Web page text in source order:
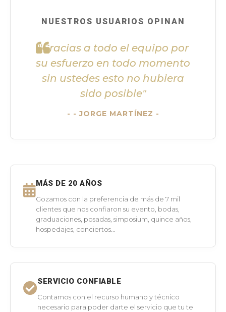
NUESTROS USUARIOS OPINAN
"Gracias a todo el equipo por
su esfuerzo en todo momento
sin ustedes esto no hubiera
sido posible"
- JORGE MARTÍNEZ -
MÁS DE 20 AÑOS
Gozamos con la preferencia de más de 7 mil
clientes que nos confiaron su evento, bodas,
graduaciones, posadas, simposium, quince años,
hospedajes, conciertos...
SERVICIO CONFIABLE
Contamos con el recurso humano y técnico
necesario para poder darte el servicio que tu te